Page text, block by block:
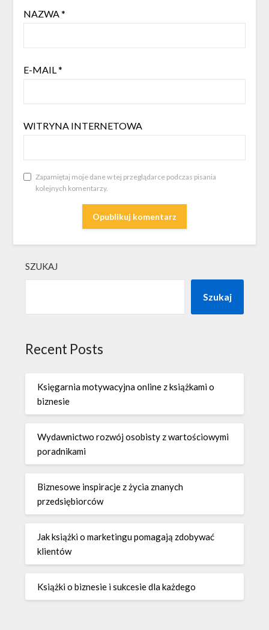
NAZWA *
E-MAIL *
WITRYNA INTERNETOWA
Zapamiętaj moje dane w tej przeglądarce podczas pisania
kolejnych komentarzy.
SZUKAJ
Szukaj
Recent Posts
Księgarnia motywacyjna online z książkami o
biznesie
Wydawnictwo rozwój osobisty z wartościowymi
poradnikami
Biznesowe inspiracje z życia znanych
przedsiębiorców
Jak książki o marketingu pomagają zdobywać
klientów
Książki o biznesie i sukcesie dla każdego